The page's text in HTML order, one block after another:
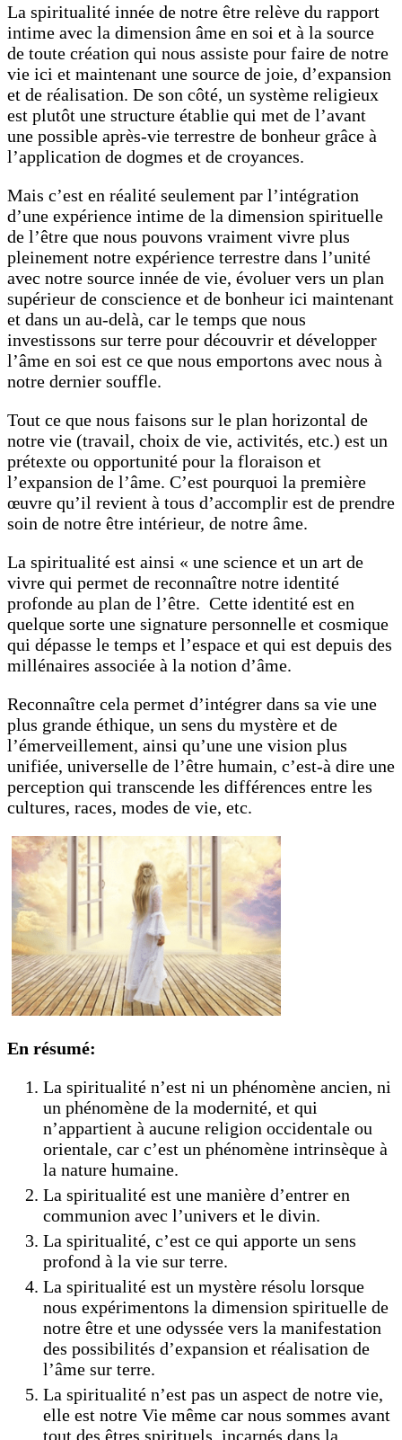
La spiritualité innée de notre être relève du rapport
intime avec la dimension âme en soi et à la source
de toute création qui nous assiste pour faire de notre
vie ici et maintenant une source de joie, d’expansion
et de réalisation. De son côté, un système religieux
est plutôt une structure établie qui met de l’avant
une possible après-vie terrestre de bonheur grâce à
l’application de dogmes et de croyances.
Mais c’est en réalité seulement par l’intégration
d’une expérience intime de la dimension spirituelle
de l’être que nous pouvons vraiment vivre plus
pleinement notre expérience terrestre dans l’unité
avec notre source innée de vie, évoluer vers un plan
supérieur de conscience et de bonheur ici maintenant
et dans un au-delà, car le temps que nous
investissons sur terre pour découvrir et développer
l’âme en soi est ce que nous emportons avec nous à
notre dernier souffle.
Tout ce que nous faisons sur le plan horizontal de
notre vie (travail, choix de vie, activités, etc.) est un
prétexte ou opportunité pour la floraison et
l’expansion de l’âme. C’est pourquoi la première
œuvre qu’il revient à tous d’accomplir est de prendre
soin de notre être intérieur, de notre âme.
La spiritualité est ainsi « une science et un art de
vivre qui permet de reconnaître notre identité
profonde au plan de l’être. Cette identité est en
quelque sorte une signature personnelle et cosmique
qui dépasse le temps et l’espace et qui est depuis des
millénaires associée à la notion d’âme.
Reconnaître cela permet d’intégrer dans sa vie une
plus grande éthique, un sens du mystère et de
l’émerveillement, ainsi qu’une une vision plus
unifiée, universelle de l’être humain, c’est-à dire une
perception qui transcende les différences entre les
cultures, races, modes de vie, etc.
En résumé:
La spiritualité n’est ni un phénomène ancien, ni
un phénomène de la modernité, et qui
n’appartient à aucune religion occidentale ou
orientale, car c’est un phénomène intrinsèque à
la nature humaine.
La spiritualité est une manière d’entrer en
communion avec l’univers et le divin.
La spiritualité, c’est ce qui apporte un sens
profond à la vie sur terre.
La spiritualité est un mystère résolu lorsque
nous expérimentons la dimension spirituelle de
notre être et une odyssée vers la manifestation
des possibilités d’expansion et réalisation de
l’âme sur terre.
La spiritualité n’est pas un aspect de notre vie,
elle est notre Vie même car nous sommes avant
tout des êtres spirituels, incarnés dans la